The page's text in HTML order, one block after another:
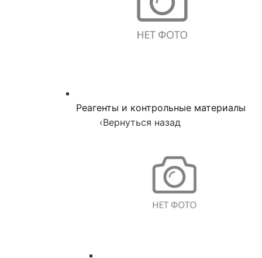
Реагенты и контрольные материалы
‹Вернуться назад